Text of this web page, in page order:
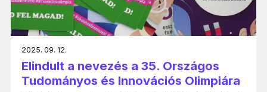
2025. 09. 12.
Elindult a nevezés a 35. Országos
Tudományos és Innovációs Olimpiára